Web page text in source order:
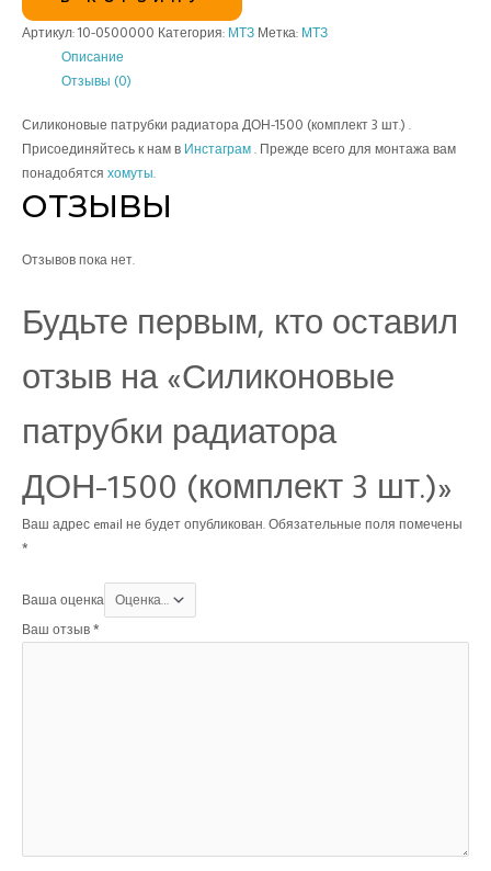
Артикул:10-0500000 Категория: МТЗ Метка: МТЗ
Описание
Отзывы (0)
Силиконовые патрубки радиатора ДОН-1500 (комплект 3 шт.) .
Присоединяйтесь к нам в Инстаграм . Прежде всего для монтажа вам
понадобятся хомуты.
ОТЗЫВЫ
Отзывов пока нет.
Будьте первым, кто оставил
отзыв на «Силиконовые
патрубки радиатора
ДОН-1500 (комплект 3 шт.)»
Ваш адрес email не будет опубликован. Обязательные поля помечены
*
Ваша оценка
Ваш отзыв *